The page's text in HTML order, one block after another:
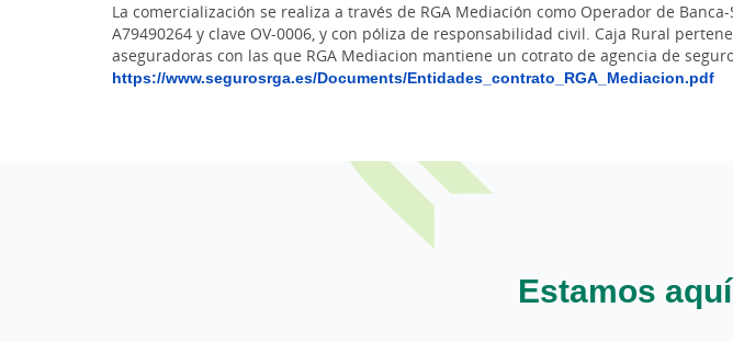
La comercialización se realiza a través de RGA Mediación como Operador de
A79490264 y clave OV-0006, y con póliza de responsabilidad civil. Caja Rural
aseguradoras con las que RGA Mediacion mantiene un cotrato de agencia de
https://www.segurosrga.es/Documents/Entidades_contrato_RGA_Mediacion.pdf
Estamos